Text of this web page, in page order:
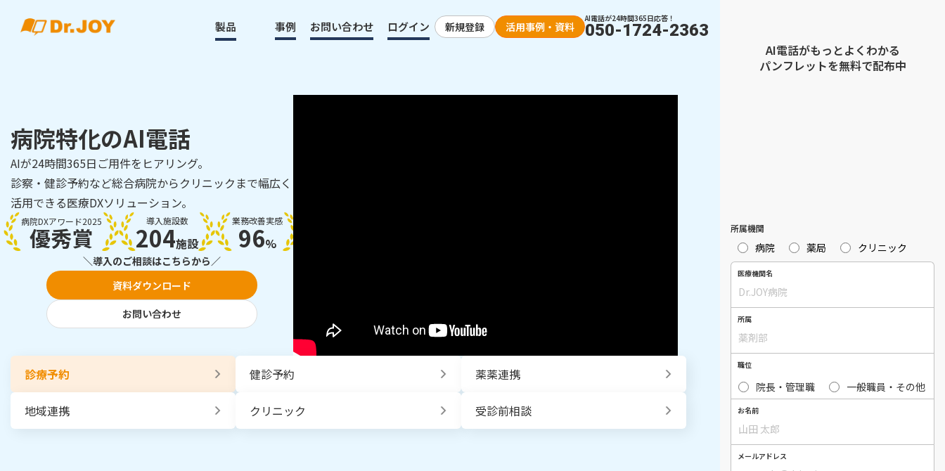
事例 お問い合わせ ログイン 新規登録 活用事例・資料
AI電話が24時間365日応答！
050-1724-2363
製品
病院特化のAI電話
AIが24時間365日ご用件をヒアリング。
診察・健診予約など総合病院からクリニックまで幅広く
活用できる医療DXソリューション。
病院DXアワード2025
優秀賞
導入施設数
204施設
業務改善実感
96%
＼導入のご相談はこちらから／
資料ダウンロード
お問い合わせ
診療予約 健診予約 薬薬連携
地域連携 クリニック 受診前相談
AI電話がもっとよくわかる
パンフレットを無料で配布中
所属機関
病院 薬局 クリニック
医療機関名
所属
職位
院長・管理職 一般職員・その他
お名前
メールアドレス